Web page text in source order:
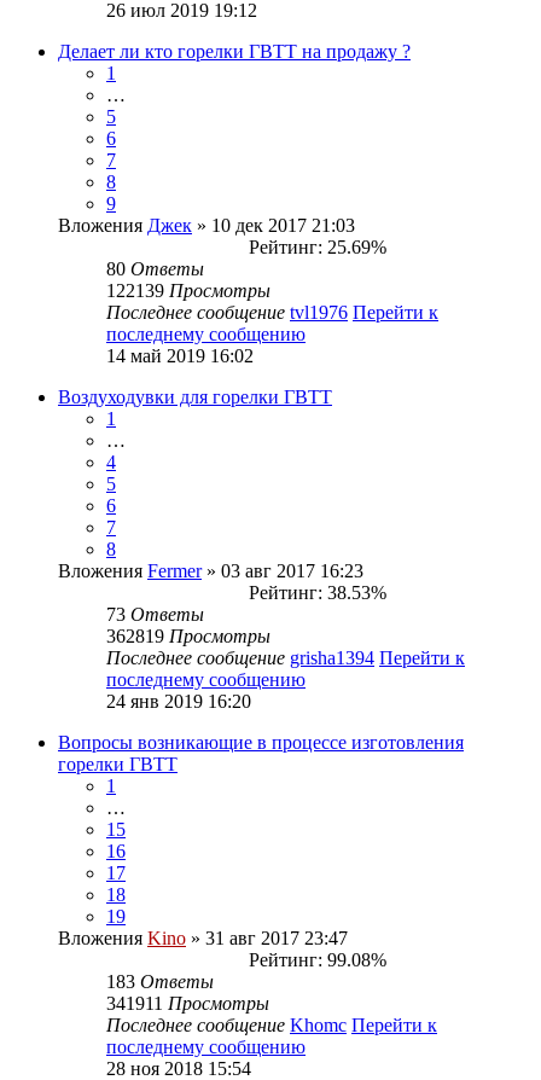
26 июл 2019 19:12
Делает ли кто горелки ГВТТ на продажу ?
1
…
5
6
7
8
9
Вложения Джек » 10 дек 2017 21:03
Рейтинг: 25.69%
80 Ответы
122139 Просмотры
Последнее сообщение tvl1976 Перейти к
последнему сообщению
14 май 2019 16:02
Воздуходувки для горелки ГВТТ
1
…
4
5
6
7
8
Вложения Fermer» 03 авг 2017 16:23
Рейтинг: 38.53%
73 Ответы
362819 Просмотры
Последнее сообщение grisha1394 Перейти к
последнему сообщению
24 янв 2019 16:20
Вопросы возникающие в процессе изготовления
горелки ГВТТ
1
…
15
16
17
18
19
Вложения Kino » 31 авг 2017 23:47
Рейтинг: 99.08%
183 Ответы
341911 Просмотры
Последнее сообщение Khomc Перейти к
последнему сообщению
28 ноя 2018 15:54